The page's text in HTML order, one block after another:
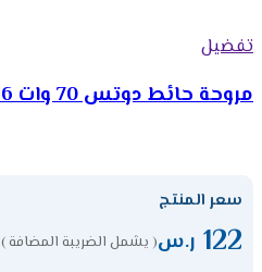
تفضيل
مروحة حائط دوتس 70 وات 16 بوصة – اسود
سعر المنتج
122 ر.س( يشمل الضريبة المضافة )